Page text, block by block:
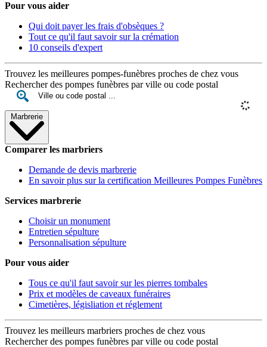
Pour vous aider
Qui doit payer les frais d'obsèques ?
Tout ce qu'il faut savoir sur la crémation
10 conseils d'expert
Trouvez les meilleures pompes-funèbres proches de chez vous
Rechercher des pompes funèbres par ville ou code postal
Marbrerie
Comparer les marbriers
Demande de devis marbrerie
En savoir plus sur la certification Meilleures Pompes Funèbres
Services marbrerie
Choisir un monument
Entretien sépulture
Personnalisation sépulture
Pour vous aider
Tous ce qu'il faut savoir sur les pierres tombales
Prix et modèles de caveaux funéraires
Cimetières, législiation et réglement
Trouvez les meilleurs marbriers proches de chez vous
Rechercher des pompes funèbres par ville ou code postal